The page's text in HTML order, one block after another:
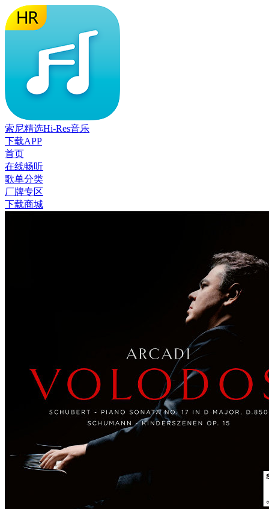
索尼精选Hi-Res音乐
下载APP
首页
在线畅听
歌单分类
厂牌专区
下载商城